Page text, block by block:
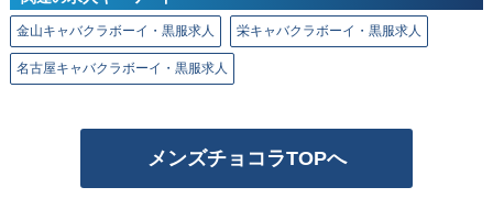
金山キャバクラボーイ・黒服求人 栄キャバクラボーイ・黒服求人
名古屋キャバクラボーイ・黒服求人
メンズチョコラTOPへ